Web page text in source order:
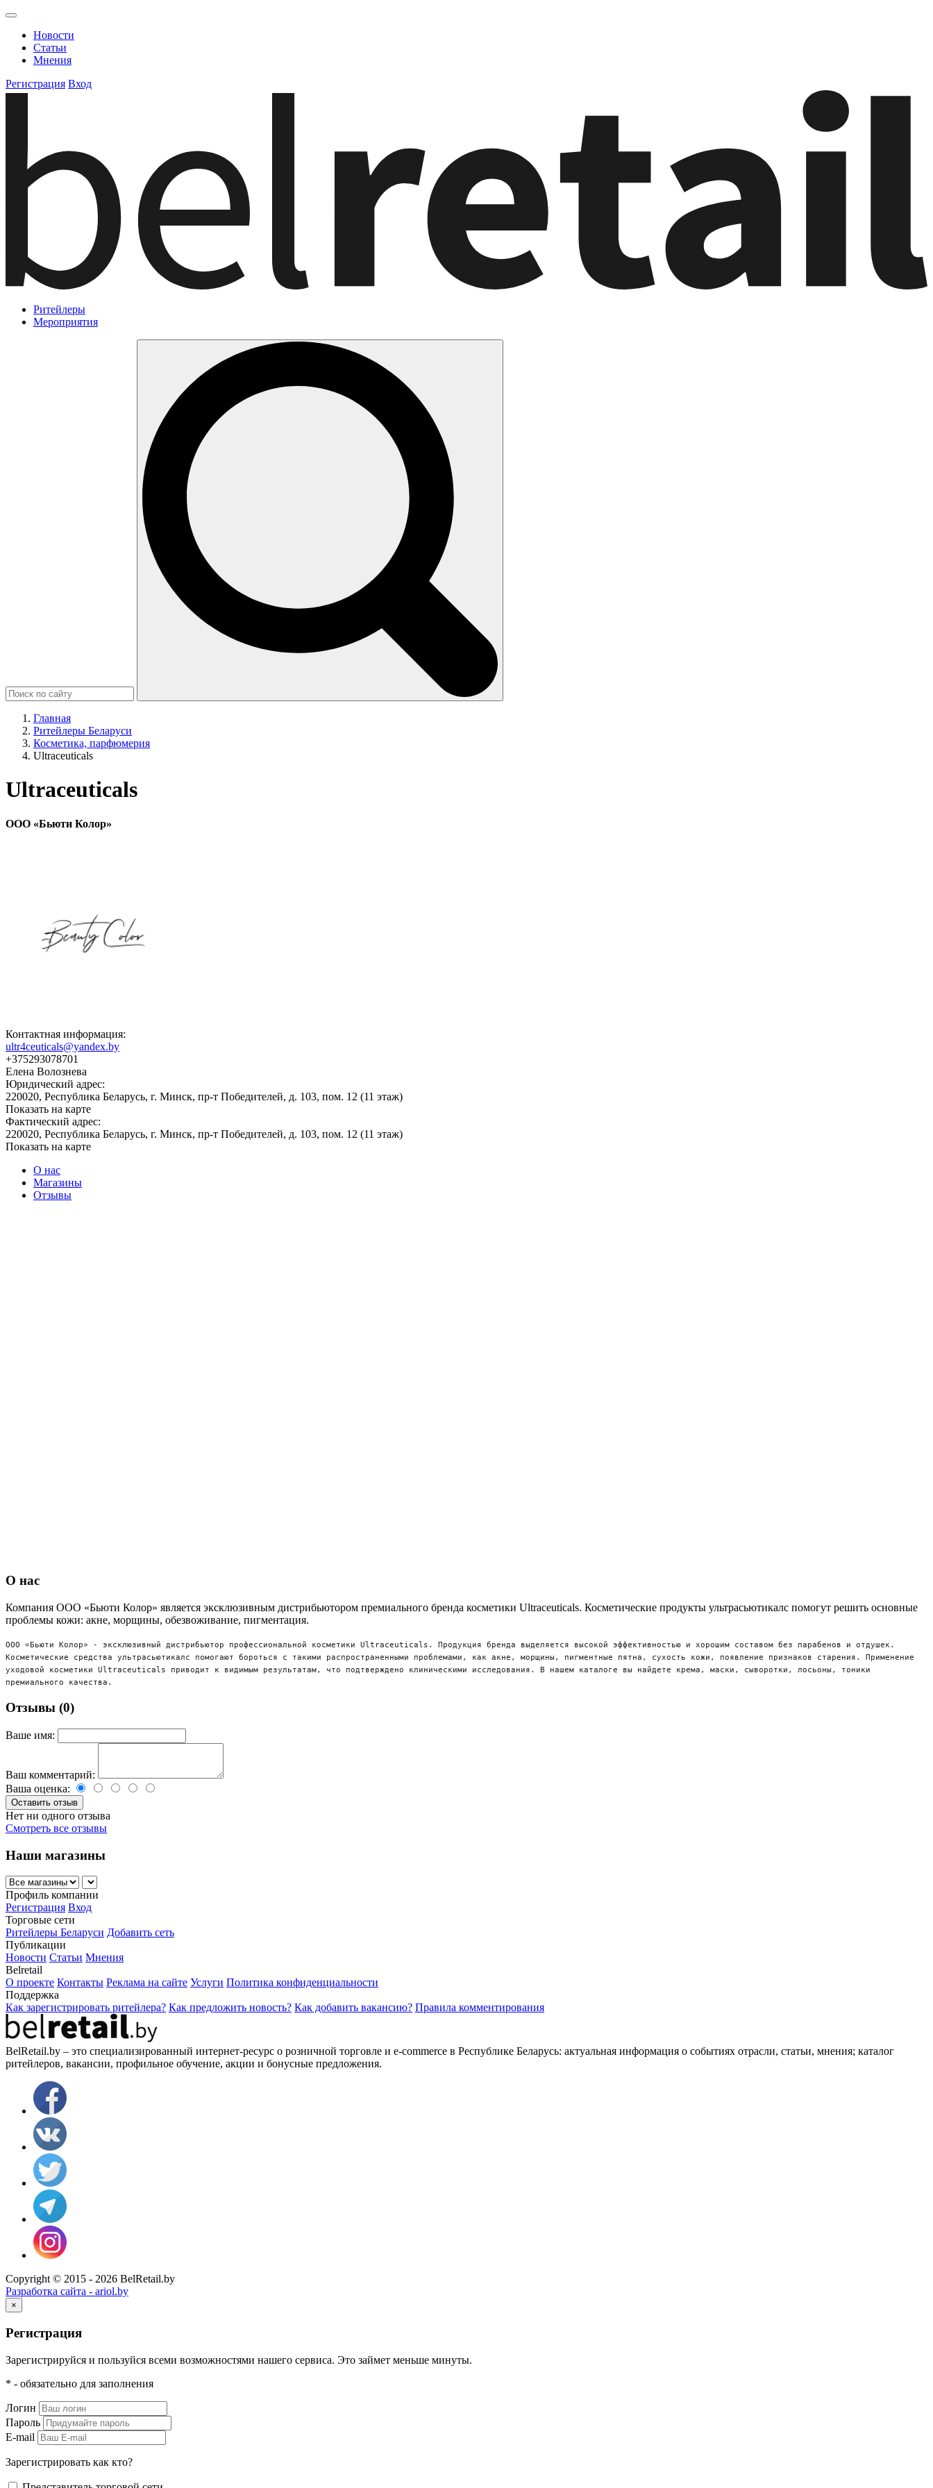
Новости
Статьи
Мнения
Регистрация Вход
Ритейлеры
Мероприятия
Главная
Ритейлеры Беларуси
Косметика, парфюмерия
Ultraceuticals
Ultraceuticals
ООО «Бьюти Колор»
Контактная информация:
ultr4ceuticals@yandex.by
+375293078701
Елена Волознева
Юридический адрес:
220020, Республика Беларусь, г. Минск, пр-т Победителей, д. 103, пом. 12 (11 этаж)
Показать на карте
Фактический адрес:
220020, Республика Беларусь, г. Минск, пр-т Победителей, д. 103, пом. 12 (11 этаж)
Показать на карте
О нас
Магазины
Отзывы
О нас
Компания ООО «Бьюти Колор» является эксклюзивным дистрибьютором премиального бренда косметики Ultraceuticals. Косметические продукты ультрасьютикалс помогут решить основные
проблемы кожи: акне, морщины, обезвоживание, пигментация.
ООО «Бьюти Колор» - эксклюзивный дистрибьютор профессиональной косметики Ultraceuticals . Продукция бренда выделяется высокой эффективностью и хорошим составом без парабенов и отдушек.
Косметические средства ультрасьютикалс помогают бороться с такими распространенными проблемами, как акне, морщины, пигментные пятна, сухость кожи, появление признаков старения. Применение
уходовой косметики Ultraceuticals приводит к видимым результатам, что подтверждено клиническими исследования. В нашем каталоге вы найдете крема, маски, сыворотки, лосьоны, тоники
премиального качества.
Отзывы (0)
Ваше имя:
Ваш комментарий:
Ваша оценка:
Нет ни одного отзыва
Смотреть все отзывы
Наши магазины
Профиль компании
Регистрация Вход
Торговые сети
Ритейлеры Беларуси Добавить сеть
Публикации
Новости Статьи Мнения
Belretail
О проекте Контакты Реклама на сайте Услуги Политика конфиденциальности
Поддержка
Как зарегистрировать ритейлера? Как предложить новость? Как добавить вакансию? Правила комментирования
BelRetail.by – это специализированный интернет-ресурс о розничной торговле и e-commerce в Республике Беларусь: актуальная информация о событиях отрасли, статьи, мнения; каталог
ритейлеров, вакансии, профильное обучение, акции и бонусные предложения.
Copyright © 2015 - 2026 BelRetail.by
Разработка сайта - ariol.by
×
Регистрация
Зарегистрируйся и пользуйся всеми возможностями нашего сервиса. Это займет меньше минуты.
* - обязательно для заполнения
Логин
Пароль
E-mail
Зарегистрировать как кто?